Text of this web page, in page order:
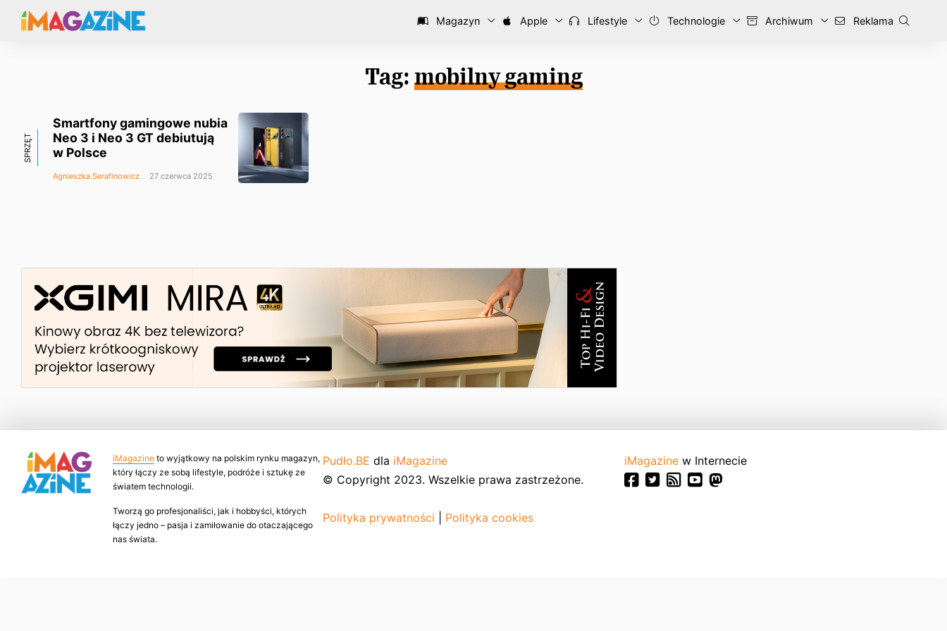
Magazyn Apple Lifestyle Technologie Archiwum Reklama
Tag: mobilny gaming
SPRZĘT
Smartfony gamingowe nubia
Neo 3 i Neo 3 GT debiutują
w Polsce
Agnieszka Serafinowicz 27 czerwca 2025
iMagazine to wyjątkowy na polskim rynku magazyn,
który łączy ze sobą lifestyle, podróże i sztukę ze
światem technologii.
Tworzą go profesjonaliści, jak i hobbyści, których
łączy jedno – pasja i zamiłowanie do otaczającego
nas świata.
Pudło.BE dla iMagazine
© Copyright 2023. Wszelkie prawa zastrzeżone.
Polityka prywatności Polityka cookies
iMagazine w Internecie